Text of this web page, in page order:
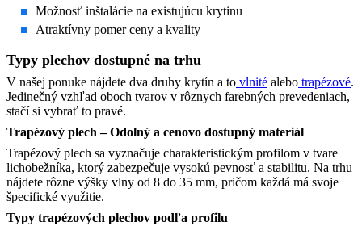
Možnosť inštalácie na existujúcu krytinu
Atraktívny pomer ceny a kvality
Typy plechov dostupné na trhu
V našej ponuke nájdete dva druhy krytín a to vlnité alebo trapézové.
Jedinečný vzhľad oboch tvarov v rôznych farebných prevedeniach,
stačí si vybrať to pravé.
Trapézový plech – Odolný a cenovo dostupný materiál
Trapézový plech sa vyznačuje charakteristickým profilom v tvare
lichobežníka, ktorý zabezpečuje vysokú pevnosť a stabilitu. Na trhu
nájdete rôzne výšky vlny od 8 do 35 mm, pričom každá má svoje
špecifické využitie.
Typy trapézových plechov podľa profilu